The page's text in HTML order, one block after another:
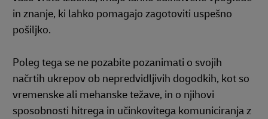
in znanje, ki lahko pomagajo zagotoviti uspešno
pošiljko.
Poleg tega se ne pozabite pozanimati o svojih
načrtih ukrepov ob nepredvidljivih dogodkih, kot so
vremenske ali mehanske težave, in o njihovi
sposobnosti hitrega in učinkovitega komuniciranja z